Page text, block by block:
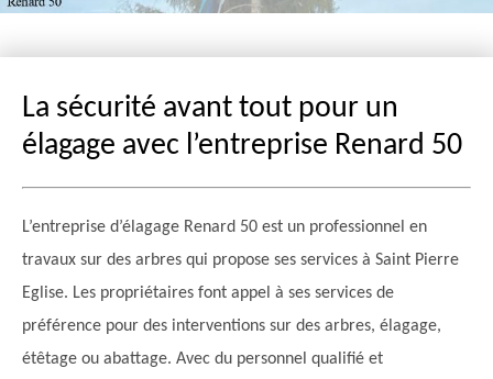
La sécurité avant tout pour un
élagage avec l’entreprise Renard 50
L’entreprise d’élagage Renard 50 est un professionnel en
travaux sur des arbres qui propose ses services à Saint Pierre
Eglise. Les propriétaires font appel à ses services de
préférence pour des interventions sur des arbres, élagage,
étêtage ou abattage. Avec du personnel qualifié et